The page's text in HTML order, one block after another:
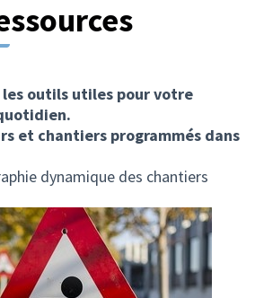
outils utiles pour votre
et chantiers programmés dans
dynamique des chantiers